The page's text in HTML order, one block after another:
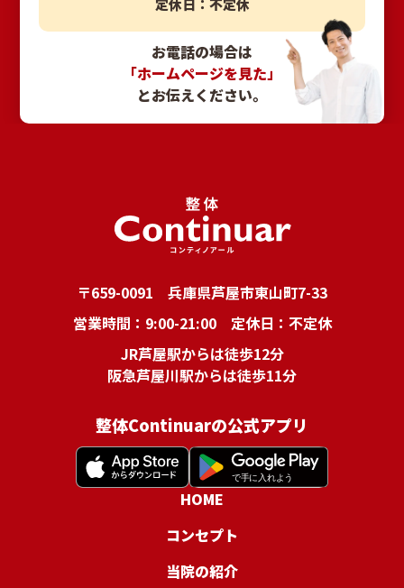
定休日：不定休
お電話の場合は
「ホームページを見た」
とお伝えください。
〒659-0091 兵庫県芦屋市東山町7-33
営業時間：9:00-21:00 定休日：不定休
JR芦屋駅からは徒歩12分
阪急芦屋川駅からは徒歩11分
整体Continuarの公式アプリ
HOME
コンセプト
当院の紹介